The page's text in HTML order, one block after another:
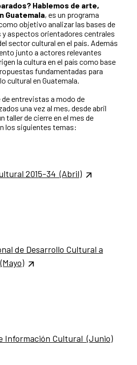
Hablemos de arte,
Guatemala, es un programa
objetivo analizar las bases de
aspectos orientadores centrales
sector cultural en el país. Además
junto a actores relevantes
la cultura en el país como base
fundamentadas para
cultural en Guatemala.
de entrevistas a modo de
una vez al mes, desde abril
taller de cierre en el mes de
los siguientes temas:
2015-34 (Abril)
de Desarrollo Cultural a
Información Cultural (Junio)